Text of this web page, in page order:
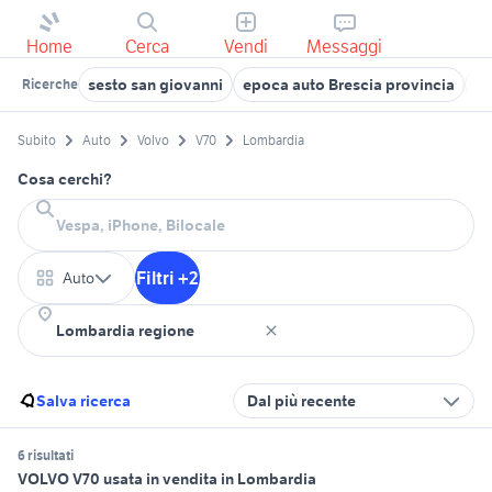
Home Cerca Vendi Messaggi
Ricerche sesto san giovanni epoca auto Brescia provincia
Subito Auto Volvo V70 Lombardia
Cosa cerchi?
Auto Filtri +2
Salva ricerca Dal più recente
6 risultati
VOLVO V70 usata in vendita in Lombardia